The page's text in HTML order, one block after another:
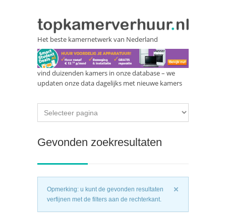
Het beste kamernetwerk van Nederland
vind duizenden kamers in onze database – we
updaten onze data dagelijks met nieuwe kamers
Gevonden zoekresultaten
Opmerking: u kunt de gevonden resultaten
verfijnen met de filters aan de rechterkant.